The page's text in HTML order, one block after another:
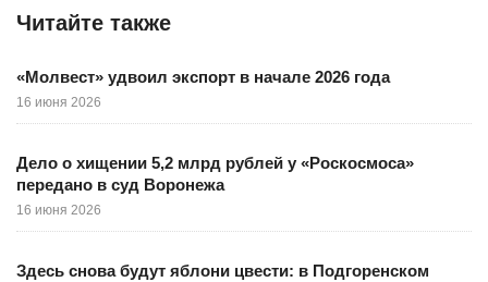
Читайте также
«Молвест» удвоил экспорт в начале 2026 года
16 июня 2026
Дело о хищении 5,2 млрд рублей у «Роскосмоса»
передано в суд Воронежа
16 июня 2026
Здесь снова будут яблони цвести: в Подгоренском